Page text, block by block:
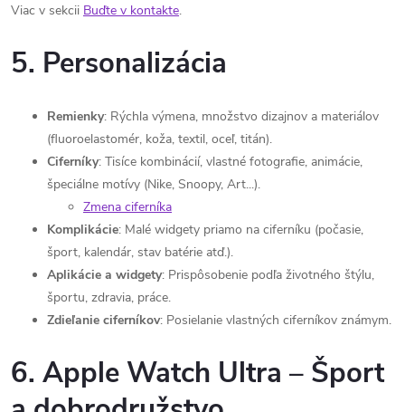
Viac v sekcii Buďte v kontakte.
5. Personalizácia
Remienky: Rýchla výmena, množstvo dizajnov a materiálov
(fluoroelastomér, koža, textil, oceľ, titán).
Ciferníky: Tisíce kombinácií, vlastné fotografie, animácie,
špeciálne motívy (Nike, Snoopy, Art...).
Zmena ciferníka
Komplikácie: Malé widgety priamo na ciferníku (počasie,
šport, kalendár, stav batérie atď.).
Aplikácie a widgety: Prispôsobenie podľa životného štýlu,
športu, zdravia, práce.
Zdieľanie ciferníkov: Posielanie vlastných ciferníkov známym.
6. Apple Watch Ultra – Šport